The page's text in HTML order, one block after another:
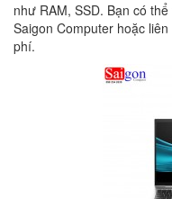
như RAM, SSD. Bạn có
Saigon Computer hoặc
phí.